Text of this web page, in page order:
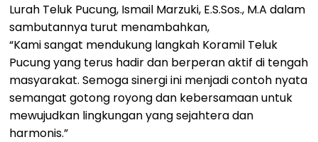
Lurah Teluk Pucung, Ismail Marzuki, E.S.Sos., M.A dalam
sambutannya turut menambahkan,
“Kami sangat mendukung langkah Koramil Teluk
Pucung yang terus hadir dan berperan aktif di tengah
masyarakat. Semoga sinergi ini menjadi contoh nyata
semangat gotong royong dan kebersamaan untuk
mewujudkan lingkungan yang sejahtera dan
harmonis.”